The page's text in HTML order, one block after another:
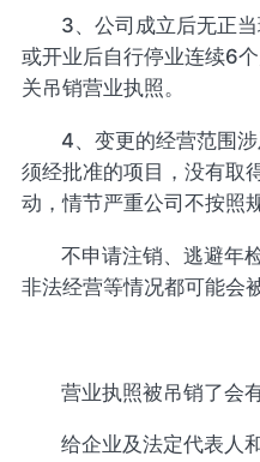
3、公司成立后无正
或开业后自行停业连续6
关吊销营业执照。
4、变更的经营范围
须经批准的项目，没有取
动，情节严重公司不按照
不申请注销、逃避年
非法经营等情况都可能会
营业执照被吊销了会
给企业及法定代表人